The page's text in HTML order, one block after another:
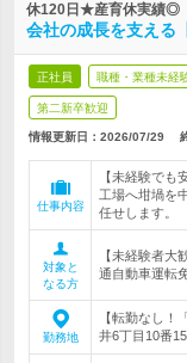
休120日★産育休実績◎
会社の成長を支え
正社員 職種・業種未経
第二新卒歓迎
情報更新日：2026/07/29
仕事内容
【未経験で
工場へ坩堝を
任せします。
対象と
なる方
【未経験者
通自動車運転
勤務地
【転勤なし！
井6丁目10番